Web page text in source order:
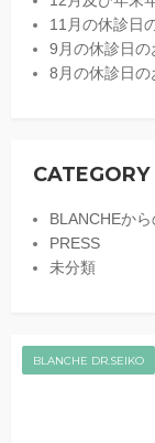
11月の休診日
9月の休診日の
8月の休診日の
CATEGORY
BLANCHEか
PRESS
未分類
BLANCHE DR.SEIKO